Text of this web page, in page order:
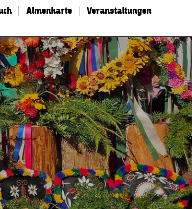
Almenkarte Veranstaltungen